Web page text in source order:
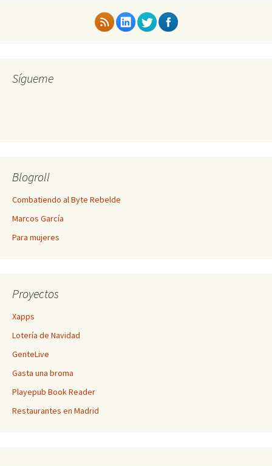
Sígueme
Blogroll
Combatiendo al Byte Rebelde
Marcos García
Para mujeres
Proyectos
Xapps
Lotería de Navidad
GenteLive
Gasta una broma
Playepub Book Reader
Restaurantes en Madrid